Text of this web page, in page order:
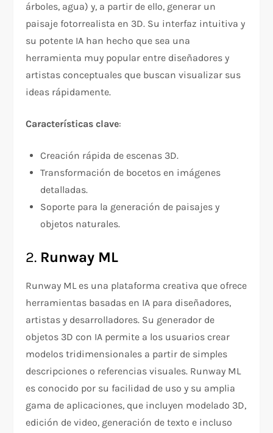
árboles, agua) y, a partir de ello, generar un
paisaje fotorrealista en 3D. Su interfaz intuitiva y
su potente IA han hecho que sea una
herramienta muy popular entre diseñadores y
artistas conceptuales que buscan visualizar sus
ideas rápidamente.
Características clave:
Creación rápida de escenas 3D.
Transformación de bocetos en imágenes
detalladas.
Soporte para la generación de paisajes y
objetos naturales.
2. Runway ML
Runway ML es una plataforma creativa que ofrece
herramientas basadas en IA para diseñadores,
artistas y desarrolladores. Su generador de
objetos 3D con IA permite a los usuarios crear
modelos tridimensionales a partir de simples
descripciones o referencias visuales. Runway ML
es conocido por su facilidad de uso y su amplia
gama de aplicaciones, que incluyen modelado 3D,
edición de video, generación de texto e incluso